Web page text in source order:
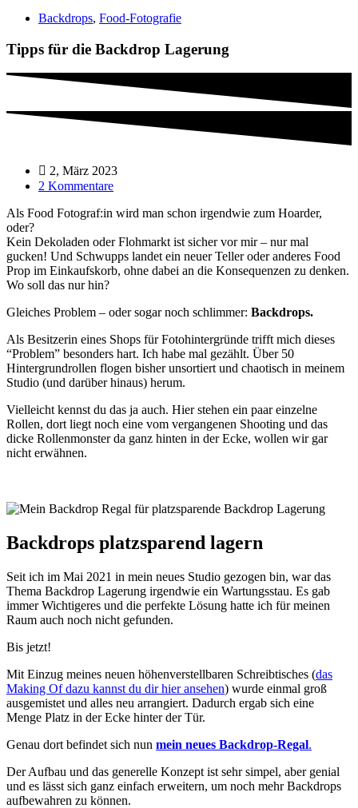
Backdrops, Food-Fotografie
Tipps für die Backdrop Lagerung
2, März 2023
2 Kommentare
Als Food Fotograf:in wird man schon irgendwie zum Hoarder,
oder?
Kein Dekoladen oder Flohmarkt ist sicher vor mir – nur mal
gucken! Und Schwupps landet ein neuer Teller oder anderes Food
Prop im Einkaufskorb, ohne dabei an die Konsequenzen zu denken.
Wo soll das nur hin?
Gleiches Problem – oder sogar noch schlimmer: Backdrops.
Als Besitzerin eines Shops für Fotohintergründe trifft mich dieses
“Problem” besonders hart. Ich habe mal gezählt. Über 50
Hintergrundrollen flogen bisher unsortiert und chaotisch in meinem
Studio (und darüber hinaus) herum.
Vielleicht kennst du das ja auch. Hier stehen ein paar einzelne
Rollen, dort liegt noch eine vom vergangenen Shooting und das
dicke Rollenmonster da ganz hinten in der Ecke, wollen wir gar
nicht erwähnen.
Backdrops platzsparend lagern
Seit ich im Mai 2021 in mein neues Studio gezogen bin, war das
Thema Backdrop Lagerung irgendwie ein Wartungsstau. Es gab
immer Wichtigeres und die perfekte Lösung hatte ich für meinen
Raum auch noch nicht gefunden.
Bis jetzt!
Mit Einzug meines neuen höhenverstellbaren Schreibtisches (das
Making Of dazu kannst du dir hier ansehen) wurde einmal groß
ausgemistet und alles neu arrangiert. Dadurch ergab sich eine
Menge Platz in der Ecke hinter der Tür.
Genau dort befindet sich nun mein neues Backdrop-Regal.
Der Aufbau und das generelle Konzept ist sehr simpel, aber genial
und es lässt sich ganz einfach erweitern, um noch mehr Backdrops
aufbewahren zu können.